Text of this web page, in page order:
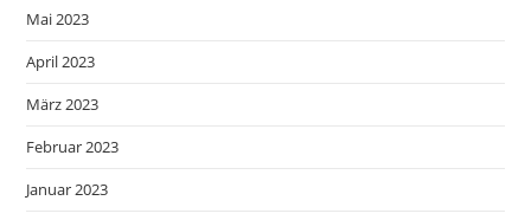
Mai 2023
April 2023
März 2023
Februar 2023
Januar 2023